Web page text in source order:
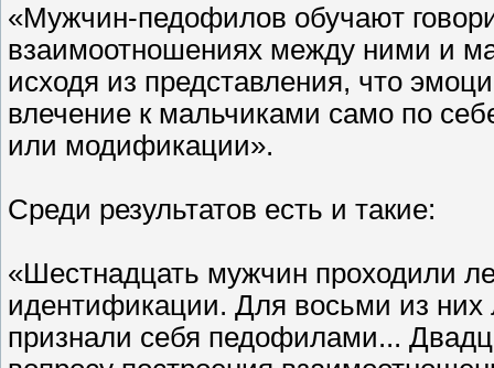
«Мужчин-педофилов обучают
взаимоотношениях между ними и
исходя из представления, что
влечение к мальчиками само по
или модификации».
Среди результатов есть и такие:
«Шестнадцать мужчин проходили
идентификации. Для восьми из них
признали себя педофилами...